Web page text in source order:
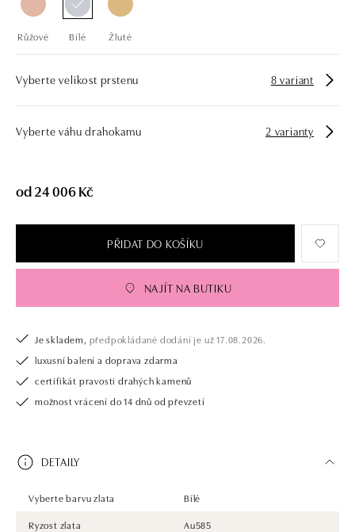
Růžové Bílé Žluté
Vyberte velikost prstenu 8 variant
Vyberte váhu drahokamu 2 varianty
od 24 006 Kč
PŘIDAT DO KOŠÍKU
NAJÍT NA BUTIKU
Je skladem, předpokládané dodání je už 17.08.2026.
luxusní balení a doprava zdarma
certifikát pravosti drahých kamenů
možnost vrácení do 14 dnů od převzetí
DETAILY
Vyberte barvu zlata
Bílé
Ryzost zlata
Au585